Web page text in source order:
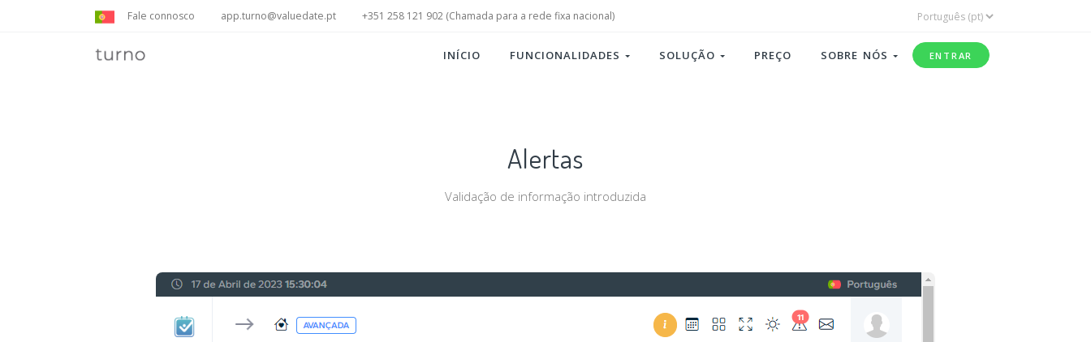
Fale connosco app.turno@valuedate.pt +351 258 121 902 (Chamada para a rede fixa nacional)
INÍCIO FUNCIONALIDADES SOLUÇÃO PREÇO SOBRE NÓS ENTRAR
Alertas
Validação de informação introduzida